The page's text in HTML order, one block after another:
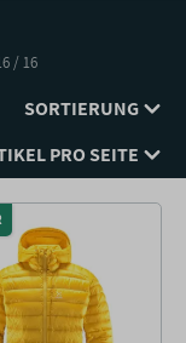
/ 16
SORTIERUNG
PRO SEITE